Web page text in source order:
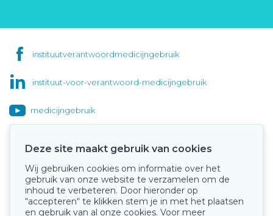
instituutverantwoordmedicijngebruik
instituut-voor-verantwoord-medicijngebruik
medicijngebruik
Onze keurmerken
Deze site maakt gebruik van cookies
Wij gebruiken cookies om informatie over het
gebruik van onze website te verzamelen om de
inhoud te verbeteren. Door hieronder op
“accepteren“ te klikken stem je in met het plaatsen
en gebruik van al onze cookies. Voor meer